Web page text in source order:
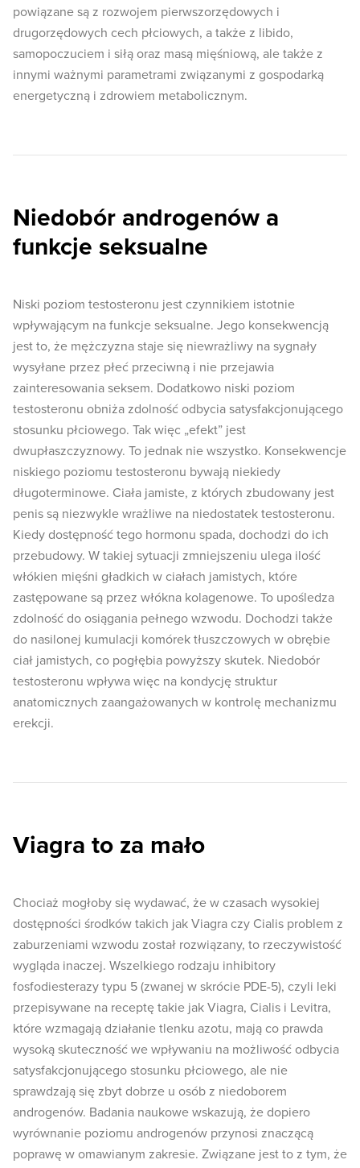
powiązane są z rozwojem pierwszorzędowych i
drugorzędowych cech płciowych, a także z libido,
samopoczuciem i siłą oraz masą mięśniową, ale także z
innymi ważnymi parametrami związanymi z gospodarką
energetyczną i zdrowiem metabolicznym.
Niedobór androgenów a
funkcje seksualne
Niski poziom testosteronu jest czynnikiem istotnie
wpływającym na funkcje seksualne. Jego konsekwencją
jest to, że mężczyzna staje się niewrażliwy na sygnały
wysyłane przez płeć przeciwną i nie przejawia
zainteresowania seksem. Dodatkowo niski poziom
testosteronu obniża zdolność odbycia satysfakcjonującego
stosunku płciowego. Tak więc „efekt” jest
dwupłaszczyznowy. To jednak nie wszystko. Konsekwencje
niskiego poziomu testosteronu bywają niekiedy
długoterminowe. Ciała jamiste, z których zbudowany jest
penis są niezwykle wrażliwe na niedostatek testosteronu.
Kiedy dostępność tego hormonu spada, dochodzi do ich
przebudowy. W takiej sytuacji zmniejszeniu ulega ilość
włókien mięśni gładkich w ciałach jamistych, które
zastępowane są przez włókna kolagenowe. To upośledza
zdolność do osiągania pełnego wzwodu. Dochodzi także
do nasilonej kumulacji komórek tłuszczowych w obrębie
ciał jamistych, co pogłębia powyższy skutek. Niedobór
testosteronu wpływa więc na kondycję struktur
anatomicznych zaangażowanych w kontrolę mechanizmu
erekcji.
Viagra to za mało
Chociaż mogłoby się wydawać, że w czasach wysokiej
dostępności środków takich jak Viagra czy Cialis problem z
zaburzeniami wzwodu został rozwiązany, to rzeczywistość
wygląda inaczej. Wszelkiego rodzaju inhibitory
fosfodiesterazy typu 5 (zwanej w skrócie PDE-5), czyli leki
przepisywane na receptę takie jak Viagra, Cialis i Levitra,
które wzmagają działanie tlenku azotu, mają co prawda
wysoką skuteczność we wpływaniu na możliwość odbycia
satysfakcjonującego stosunku płciowego, ale nie
sprawdzają się zbyt dobrze u osób z niedoborem
androgenów. Badania naukowe wskazują, że dopiero
wyrównanie poziomu androgenów przynosi znaczącą
poprawę w omawianym zakresie. Związane jest to z tym, że